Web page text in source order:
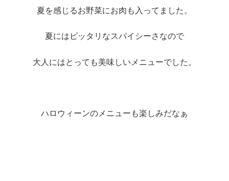
夏を感じるお野菜にお肉も入ってました。
夏にはピッタリなスパイシーさなので
大人にはとっても美味しいメニューでした。
ハロウィーンのメニューも楽しみだなぁ